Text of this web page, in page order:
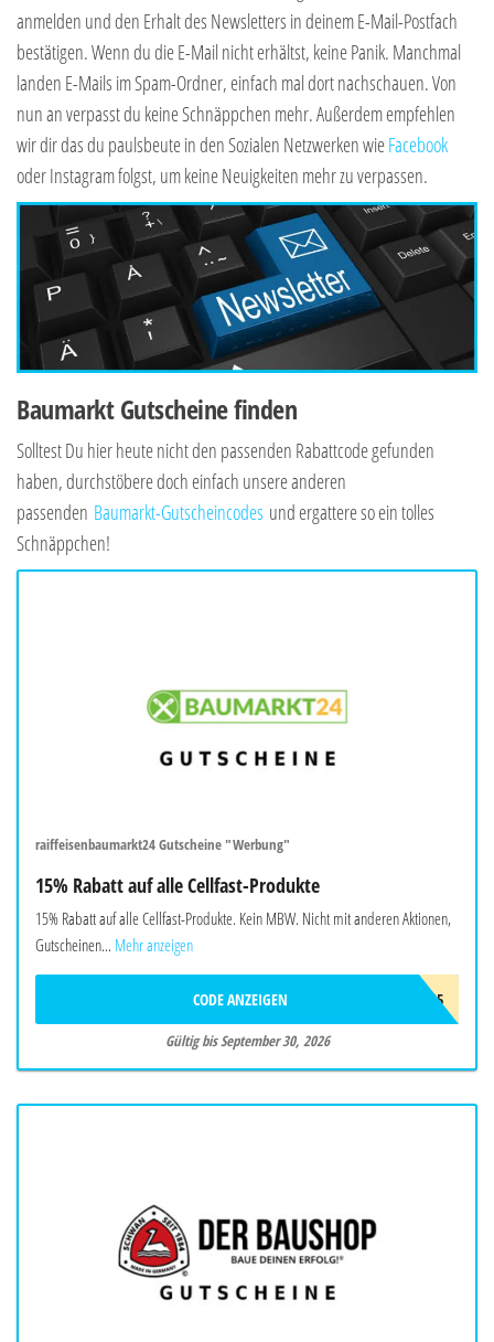
anmelden und den Erhalt des Newsletters in deinem E-Mail-Postfach
bestätigen. Wenn du die E-Mail nicht erhältst, keine Panik. Manchmal
landen E-Mails im Spam-Ordner, einfach mal dort nachschauen. Von
nun an verpasst du keine Schnäppchen mehr. Außerdem empfehlen
wir dir das du paulsbeute in den Sozialen Netzwerken wieFacebook
oder Instagram folgst, um keine Neuigkeiten mehr zu verpassen.
Baumarkt Gutscheine finden
Solltest Du hier heute nicht den passenden Rabattcode gefunden
haben, durchstöbere doch einfach unsere anderen
passenden Baumarkt-Gutscheincodes und ergattere so ein tolles
Schnäppchen!
raiffeisenbaumarkt24 Gutscheine "Werbung"
15% Rabatt auf alle Cellfast-Produkte
15% Rabatt auf alle Cellfast-Produkte. Kein MBW. Nicht mit anderen Aktionen,
Gutscheinen... Mehr anzeigen
CELLFAST15
CODE ANZEIGEN
Gültig bis September 30, 2026